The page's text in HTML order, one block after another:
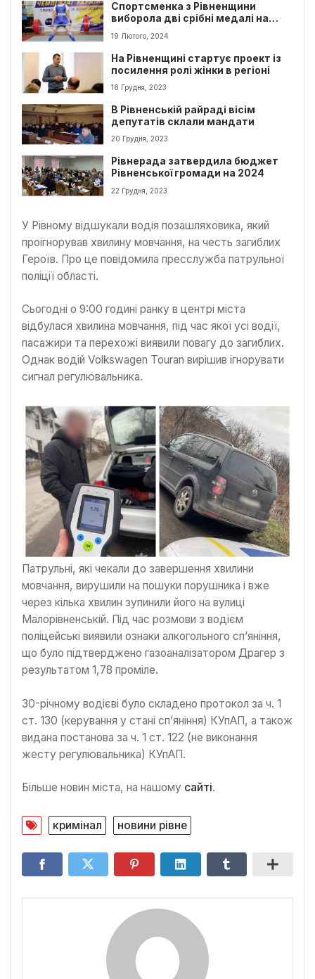
Спортсменка з Рівненщини
виборола дві срібні медалі на
чемпіонаті України з
паверліфтингу
19 Лютого, 2024
На Рівненщині стартує проект із
посилення ролі жінки в регіоні
18 Грудня, 2023
В Рівненській райраді вісім
депутатів склали мандати
20 Грудня, 2023
Рівнерада затвердила бюджет
Рівненської громади на 2024
22 Грудня, 2023
У Рівному відшукали водія позашляховика, який
проігнорував хвилину мовчання, на честь загиблих
Героїв. Про це повідомила пресслужба патрульної
поліції області.
Сьогодні о 9:00 годині ранку в центрі міста
відбулася хвилина мовчання, під час якої усі водії,
пасажири та перехожі виявили повагу до загиблих.
Однак водій Volkswagen Touran вирішив ігнорувати
сигнал регулювальника.
Патрульні, які чекали до завершення хвилини
мовчання, вирушили на пошуки порушника і вже
через кілька хвилин зупинили його на вулиці
Малорівненській. Під час розмови з водієм
поліцейські виявили ознаки алкогольного сп’яніння,
що було підтверджено газоаналізатором Драгер з
результатом 1,78 проміле.
30-річному водієві було складено протокол за ч. 1
ст. 130 (керування у стані сп’яніння) КУпАП, а також
видана постанова за ч. 1 ст. 122 (не виконання
жесту регулювальника) КУпАП.
Більше новин міста, на нашому сайті.
кримінал новини рівне